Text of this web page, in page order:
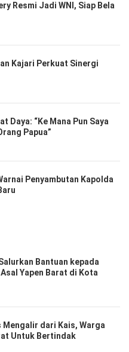
Resmi Jadi WNI, Siap Bela
Kajari Perkuat Sinergi
Daya: “Ke Mana Pun Saya
Papua”
Penyambutan Kapolda
Bantuan kepada
Yapen Barat di Kota
Mengalir dari Kais, Warga
Untuk Bertindak